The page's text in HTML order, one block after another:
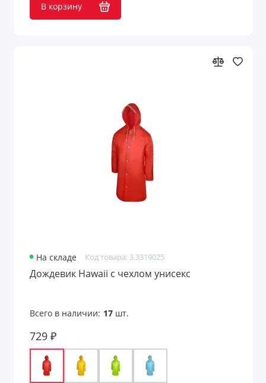
В корзину
На складе Код товара: 3.3319025
Дождевик Hawaii c чехлом унисекс
Всего в наличии: 17шт.
729 ₽